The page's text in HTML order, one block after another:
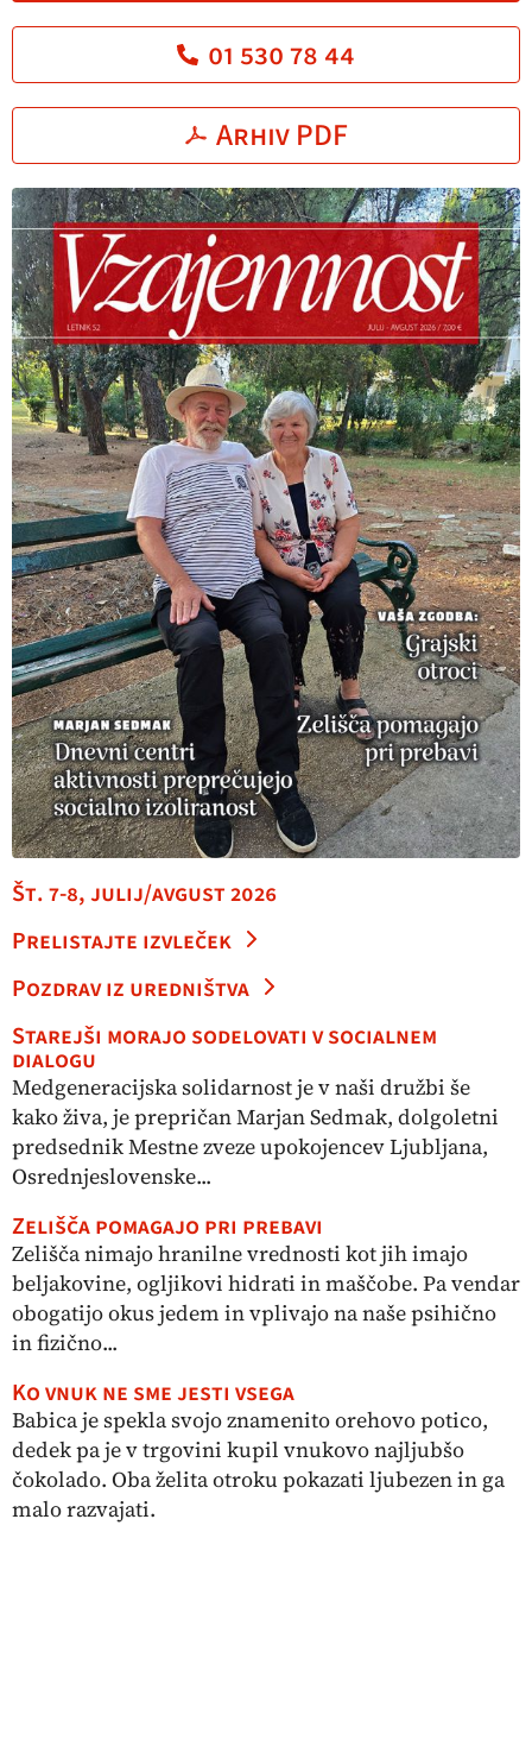
01 530 78 44
Arhiv PDF
Št. 7-8, julij/avgust 2026
Prelistajte izvleček
Pozdrav iz uredništva
Starejši morajo sodelovati v socialnem
dialogu
Medgeneracijska solidarnost je v naši družbi še
kako živa, je prepričan Marjan Sedmak, dolgoletni
predsednik Mestne zveze upokojencev Ljubljana,
Osrednjeslovenske...
Zelišča pomagajo pri prebavi
Zelišča nimajo hranilne vrednosti kot jih imajo
beljakovine, ogljikovi hidrati in maščobe. Pa vendar
obogatijo okus jedem in vplivajo na naše psihično
in fizično...
Ko vnuk ne sme jesti vsega
Babica je spekla svojo znamenito orehovo potico,
dedek pa je v trgovini kupil vnukovo najljubšo
čokolado. Oba želita otroku pokazati ljubezen in ga
malo razvajati.